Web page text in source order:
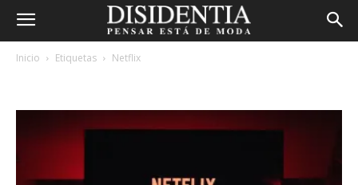
Inicio Etiquetas Netflix